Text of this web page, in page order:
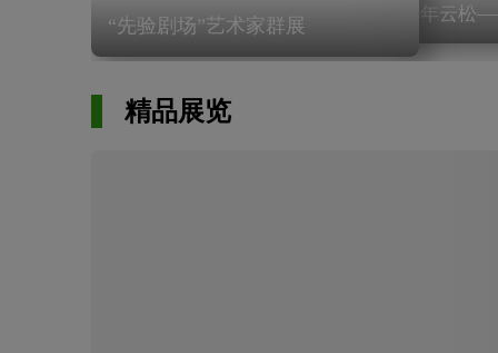
“先验剧场”艺术家群展
百年云松
精品展览